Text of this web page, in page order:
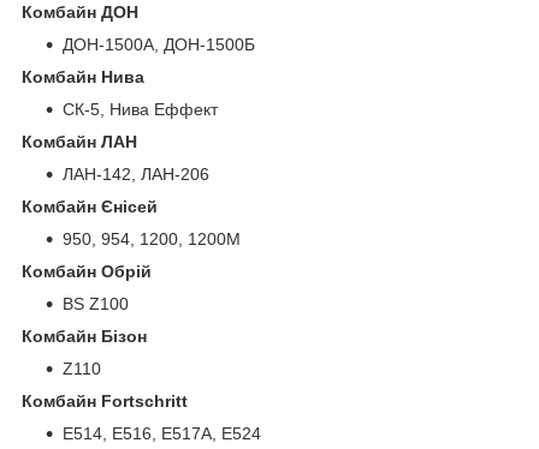
Комбайн ДОН
ДОН-1500А, ДОН-1500Б
Комбайн Нива
СК-5, Нива Еффект
Комбайн ЛАН
ЛАН-142, ЛАН-206
Комбайн Єнісей
950, 954, 1200, 1200М
Комбайн Обрій
BS Z100
Комбайн Бізон
Z110
Комбайн Fortschritt
E514, E516, E517A, E524